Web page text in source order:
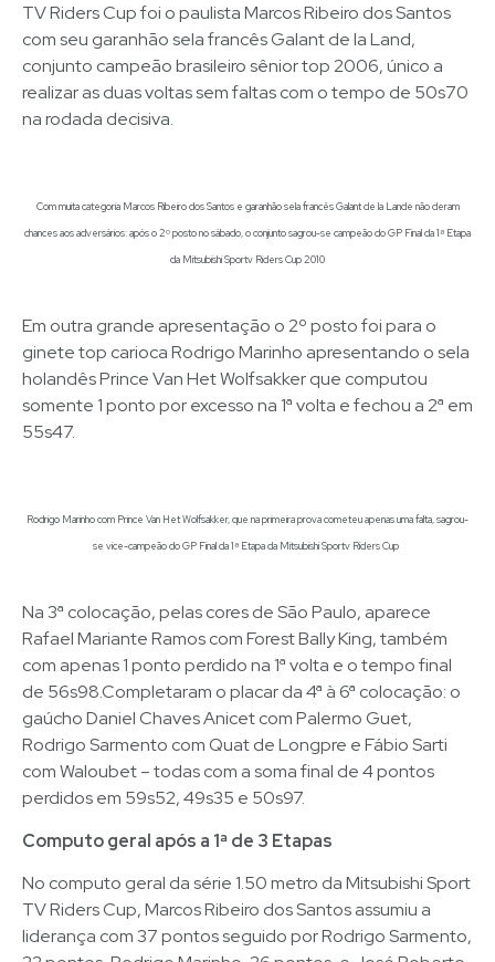
TV Riders Cup foi o paulista Marcos Ribeiro dos Santos
com seu garanhão sela francês Galant de la Land,
conjunto campeão brasileiro sênior top 2006, único a
realizar as duas voltas sem faltas com o tempo de 50s70
na rodada decisiva.
Com muita categoria Marcos Ribeiro dos Santos e garanhão sela francês Galant de la Lande não deram
chances aos adversários: após o 2º posto no sábado, o conjunto sagrou-se campeão do GP Final da 1ª Etapa
da Mitsubishi Sportv Riders Cup 2010
Em outra grande apresentação o 2º posto foi para o
ginete top carioca Rodrigo Marinho apresentando o sela
holandês Prince Van Het Wolfsakker que computou
somente 1 ponto por excesso na 1ª volta e fechou a 2ª em
55s47.
Rodrigo Marinho com Prince Van Het Wolfsakker, que na primeira prova cometeu apenas uma falta, sagrou-
se vice-campeão do GP Final da 1ª Etapa da Mitsubishi Sportv Riders Cup
Na 3ª colocação, pelas cores de São Paulo, aparece
Rafael Mariante Ramos com Forest Bally King, também
com apenas 1 ponto perdido na 1ª volta e o tempo final
de 56s98.Completaram o placar da 4ª à 6ª colocação: o
gaúcho Daniel Chaves Anicet com Palermo Guet,
Rodrigo Sarmento com Quat de Longpre e Fábio Sarti
com Waloubet – todas com a soma final de 4 pontos
perdidos em 59s52, 49s35 e 50s97.
Computo geral após a 1ª de 3 Etapas
No computo geral da série 1.50 metro da Mitsubishi Sport
TV Riders Cup, Marcos Ribeiro dos Santos assumiu a
liderança com 37 pontos seguido por Rodrigo Sarmento,